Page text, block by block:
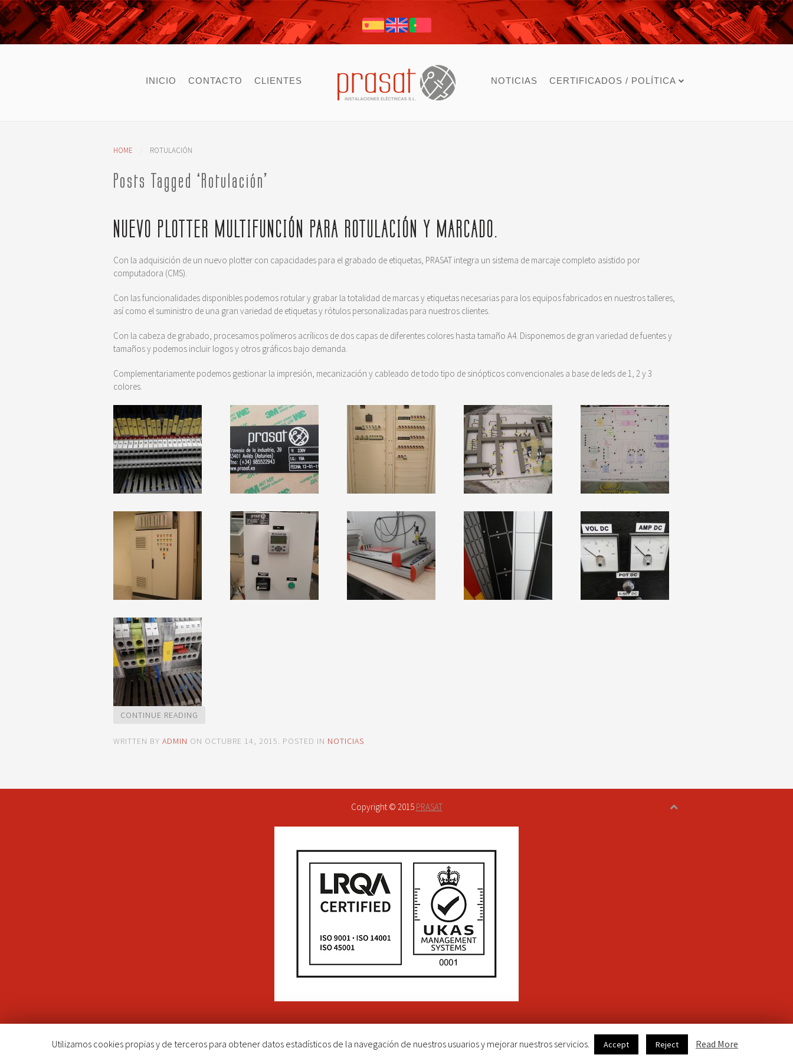
INICIO CONTACTO CLIENTES NOTICIAS CERTIFICADOS / POLÍTICA
HOME ROTULACIÓN
Posts Tagged ‘Rotulación’
NUEVO PLOTTER MULTIFUNCIÓN PARA ROTULACIÓN Y MARCADO.
Con la adquisición de un nuevo plotter con capacidades para el grabado de etiquetas, PRASAT integra un sistema de marcaje completo asistido por
computadora (CMS).
Con las funcionalidades disponibles podemos rotular y grabar la totalidad de marcas y etiquetas necesarias para los equipos fabricados en nuestros talleres,
así como el suministro de una gran variedad de etiquetas y rótulos personalizadas para nuestros clientes.
Con la cabeza de grabado, procesamos polímeros acrílicos de dos capas de diferentes colores hasta tamaño A4. Disponemos de gran variedad de fuentes y
tamaños y podemos incluir logos y otros gráficos bajo demanda.
Complementariamente podemos gestionar la impresión, mecanización y cableado de todo tipo de sinópticos convencionales a base de leds de 1, 2 y 3
colores.
CONTINUE READING
WRITTEN BY ADMIN ON OCTUBRE 14, 2015. POSTED IN NOTICIAS
Copyright © 2015 PRASAT
Utilizamos cookies propias y de terceros para obtener datos estadísticos de la navegación de nuestros usuarios y mejorar nuestros servicios. Accept Reject Read More